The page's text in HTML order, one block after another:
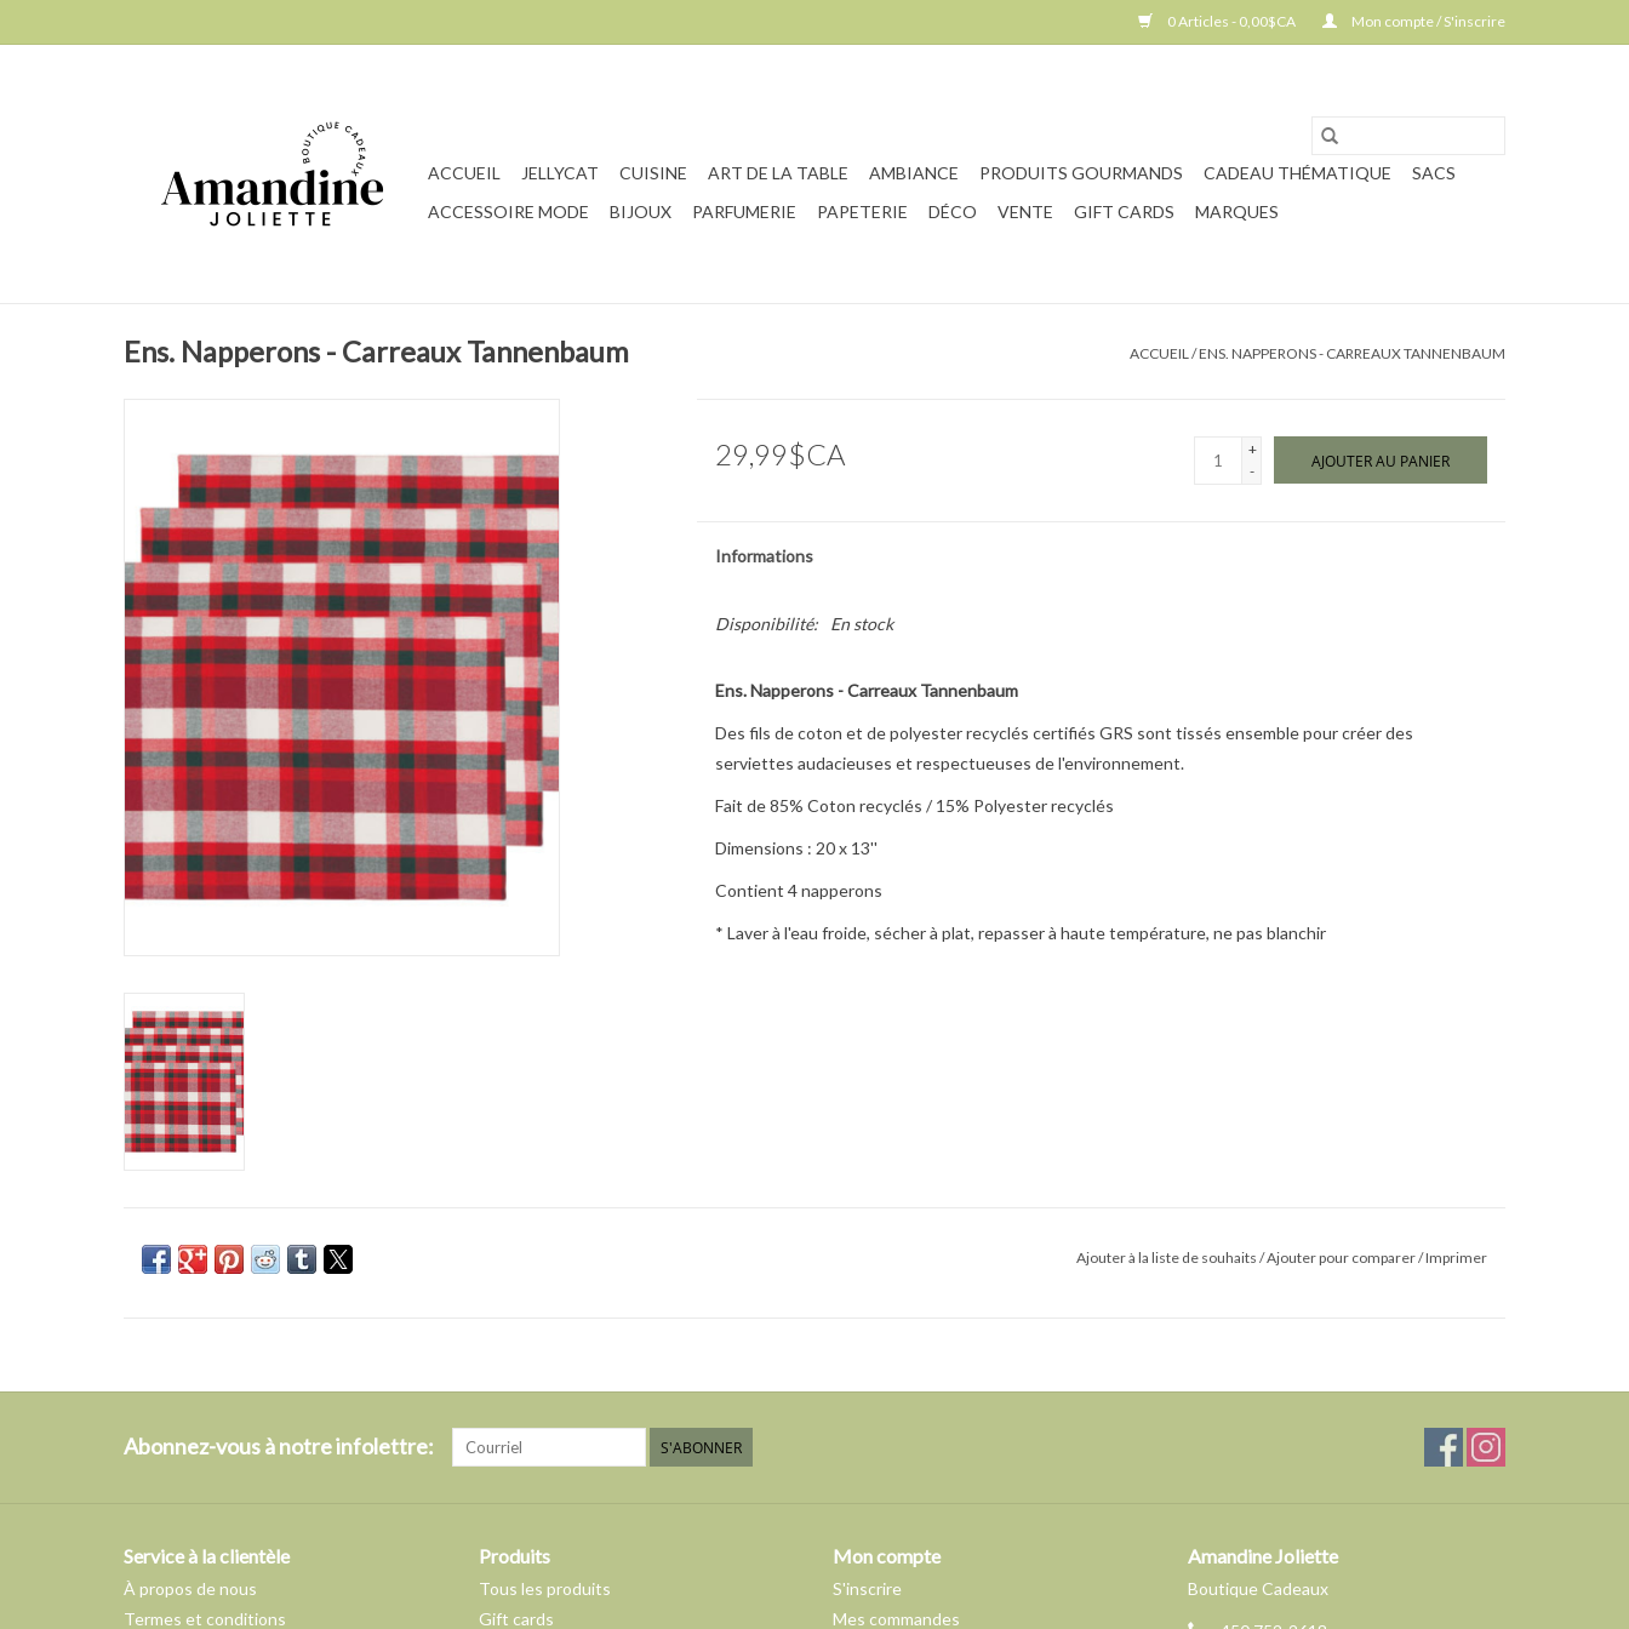
0 Articles - 0,00$CA Mon compte / S'inscrire
ACCUEIL JELLYCAT CUISINE ART DE LA TABLE AMBIANCE PRODUITS GOURMANDS CADEAU THÉMATIQUE
SACS
ACCESSOIRE MODE
BIJOUX PARFUMERIE PAPETERIE DÉCO VENTE GIFT CARDS MARQUES
Ens. Napperons - Carreaux Tannenbaum ACCUEIL/ENS. NAPPERONS - CARREAUX TANNENBAUM
29,99$CA
+
-
AJOUTER AU PANIER
Informations
Disponibilité: En stock
Ens. Napperons - Carreaux Tannenbaum
Des fils de coton et de polyester recyclés certifiés GRS sont tissés ensemble pour créer des
serviettes audacieuses et respectueuses de l'environnement.
Fait de 85% Coton recyclés / 15% Polyester recyclés
Dimensions : 20 x 13''
Contient 4 napperons
* Laver à l'eau froide, sécher à plat, repasser à haute température, ne pas blanchir
Ajouter à la liste de souhaits /Ajouter pour comparer/Imprimer
Abonnez-vous à notre infolettre: S'ABONNER
Service à la clientèle
À propos de nous
Termes et conditions
Produits
Tous les produits
Gift cards
Mon compte
S'inscrire
Mes commandes
Amandine Joliette
Boutique Cadeaux